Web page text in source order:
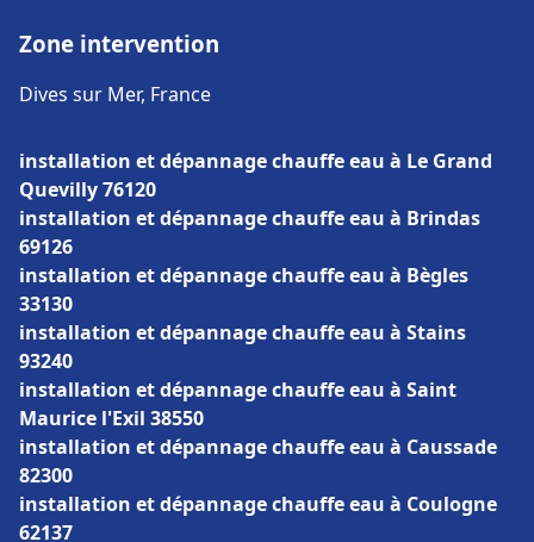
Zone intervention
Dives sur Mer, France
installation et dépannage chauffe eau à Le Grand
Quevilly 76120
installation et dépannage chauffe eau à Brindas
69126
installation et dépannage chauffe eau à Bègles
33130
installation et dépannage chauffe eau à Stains
93240
installation et dépannage chauffe eau à Saint
Maurice l'Exil 38550
installation et dépannage chauffe eau à Caussade
82300
installation et dépannage chauffe eau à Coulogne
62137